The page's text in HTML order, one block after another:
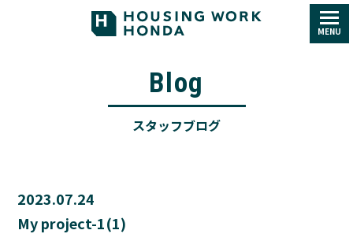
MENU
Blog
スタッフブログ
2023.07.24
My project-1(1)